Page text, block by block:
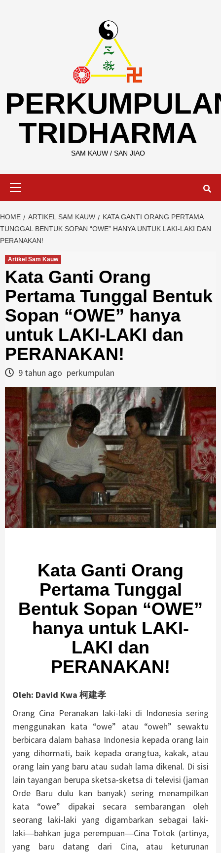
TRIDHARMA
SAM KAUW / SAN JIAO
HOME ARTIKEL SAM KAUW
KATA GANTI ORANG PERTAMA
TUNGGAL BENTUK SOPAN “OWE” HANYA UNTUK LAKI-LAKI DAN
PERANAKAN!
Artikel Sam Kauw
Kata Ganti Orang
Pertama Tunggal Bentuk
Sopan “OWE” hanya
untuk LAKI-LAKI dan
PERANAKAN!
9 tahun ago perkumpulan
Kata Ganti Orang
Pertama Tunggal
Bentuk Sopan “OWE”
hanya untuk LAKI-
LAKI dan
PERANAKAN!
Oleh: David Kwa 柯建孝
Orang Cina Peranakan laki-laki di Indonesia sering
menggunakan kata “owe” atau “oweh” sewaktu
berbicara dalam bahasa Indonesia kepada orang lain
yang dihormati, baik kepada orangtua, kakak, atau
orang lain yang baru atau sudah lama dikenal. Di sisi
lain tayangan berupa sketsa-sketsa di televisi (jaman
Orde Baru dulu kan banyak) sering menampilkan
kata “owe” dipakai secara sembarangan oleh
seorang laki-laki yang digambarkan sebagai laki-
laki―bahkan juga perempuan―Cina Totok (artinya,
yang baru datang dari Cina, atau keturunan